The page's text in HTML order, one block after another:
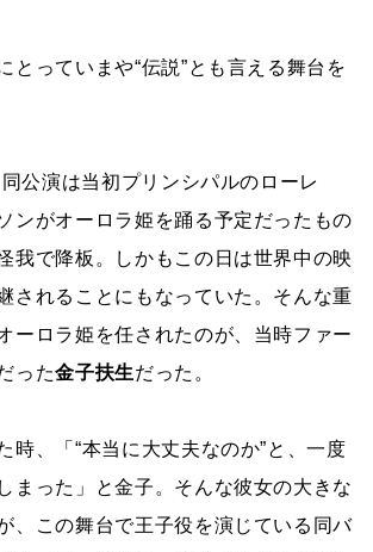
とっていまや“伝説”とも言える舞台を
公演は当初プリンシパルのローレ
ンがオーロラ姫を踊る予定だったもの
我で降板。しかもこの日は世界中の映
されることにもなっていた。そんな重
ーロラ姫を任されたのが、当時ファー
った金子扶生だった。
時、「“本当に大丈夫なのか”と、一度
まった」と金子。そんな彼女の大きな
、この舞台で王子役を演じている同バ